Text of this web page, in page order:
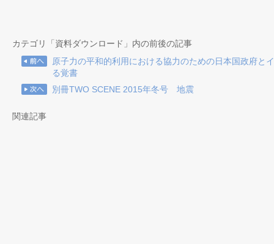
カテゴリ「資料ダウンロード」内の前後の記事
原子力の平和的利用における協力のための日本国政府と
る覚書
別冊TWO SCENE 2015年冬号 地震
関連記事